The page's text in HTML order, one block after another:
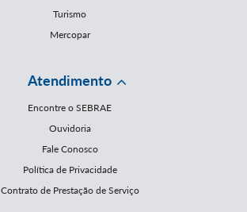
Turismo
Mercopar
Atendimento
Encontre o SEBRAE
Ouvidoria
Fale Conosco
Política de Privacidade
Contrato de Prestação de Serviço